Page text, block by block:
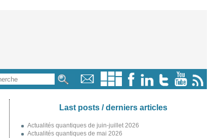
Last posts / derniers articles
Actualités quantiques de juin-juillet 2026
Actualités quantiques de mai 2026